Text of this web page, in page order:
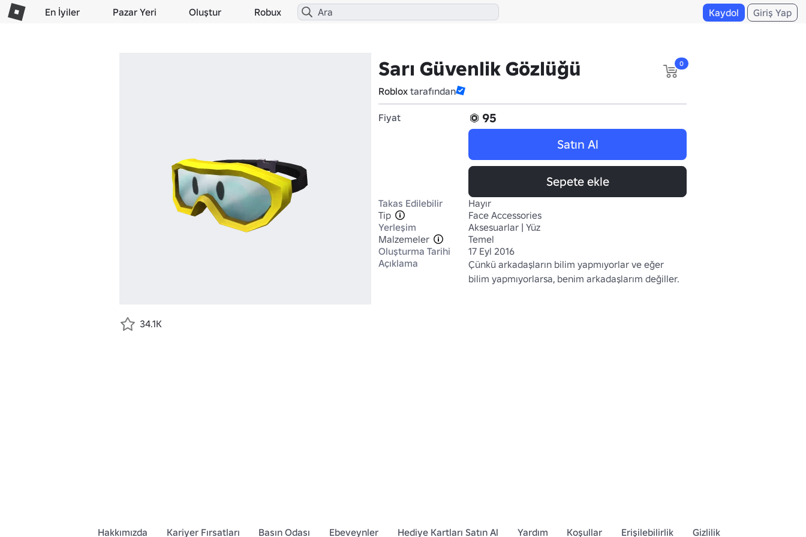
En İyiler Pazar Yeri Oluştur Robux Kaydol Giriş Yap
Sarı Güvenlik Gözlüğü
Roblox tarafından
0
Fiyat
95
Satın Al
Sepete ekle
Takas Edilebilir
Hayır
Tip
Face Accessories
Yerleşim
Aksesuarlar | Yüz
Malzemeler
Temel
Oluşturma Tarihi
17 Eyl 2016
Açıklama
Çünkü arkadaşların bilim yapmıyorlar ve eğer
bilim yapmıyorlarsa, benim arkadaşlarım değiller.
34.1K
Hakkımızda Kariyer Fırsatları Basın Odası Ebeveynler Hediye Kartları Satın Al Yardım Koşullar Erişilebilirlik Gizlilik